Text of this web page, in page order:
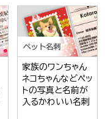
家族のワンちゃん
ネコちゃんなどペッ
トの写真と名前が
入るかわいい名刺